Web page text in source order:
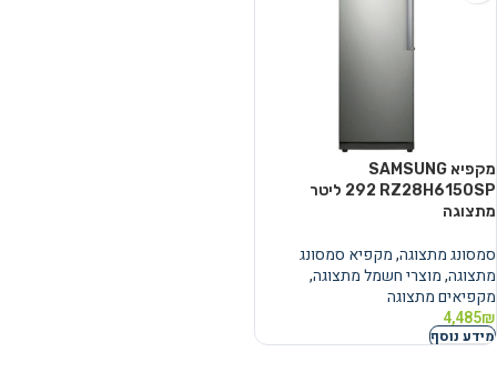
מקפיא SAMSUNG
RZ28H6150SP ‏292 ‏ליטר
מתצוגה
סמסונג מתצוגה,מקפיא סמסונג
מתצוגה,מוצרי חשמל מתצוגה,
מקפיאים מתצוגה
4,485₪
מידע נוסף